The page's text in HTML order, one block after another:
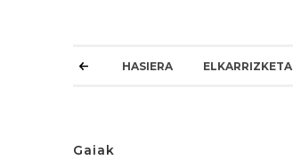
HASIERA ELKARRIZKETA
Gaiak